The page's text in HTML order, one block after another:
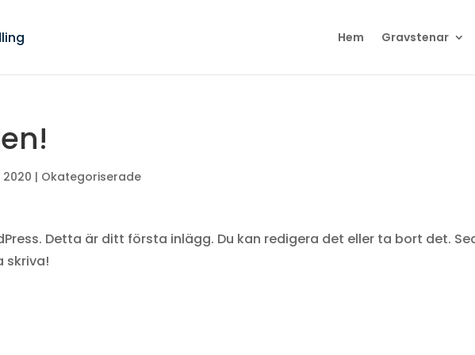
Hem Gravstenar
| Okategoriserade
Detta är ditt första inlägg. Du kan redigera det eller ta bort det.
skriva!